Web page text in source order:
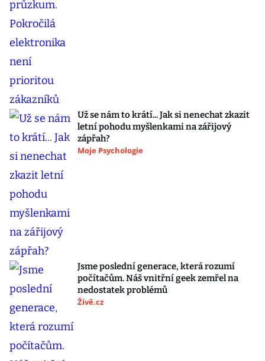
Už se nám to krátí... Jak si nenechat zkazit
letní pohodu myšlenkami na zářijový
zápřah?
Moje Psychologie
Jsme poslední generace, která rozumí
počítačům. Náš vnitřní geek zemřel na
nedostatek problémů
Živě.cz